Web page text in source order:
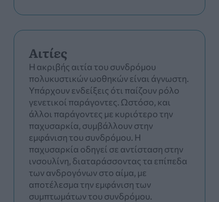
Αιτίες
Η ακριβής αιτία του συνδρόμου
πολυκυστικών ωοθηκών είναι άγνωστη.
Υπάρχουν ενδείξεις ότι παίζουν ρόλο
γενετικοί παράγοντες. Ωστόσο, και
άλλοι παράγοντες με κυριότερο την
παχυσαρκία, συμβάλλουν στην
εμφάνιση του συνδρόμου. Η
παχυσαρκία οδηγεί σε αντίσταση στην
ινσουλίνη, διαταράσσοντας τα επίπεδα
των ανδρογόνων στο αίμα, με
αποτέλεσμα την εμφάνιση των
συμπτωμάτων του συνδρόμου.